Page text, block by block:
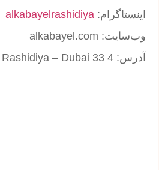
اینستاگرام: alkabayelrashidiya
وب‌سایت: alkabayel.com
آدرس: 4 33 A St – Al Rashidiya – Dubai